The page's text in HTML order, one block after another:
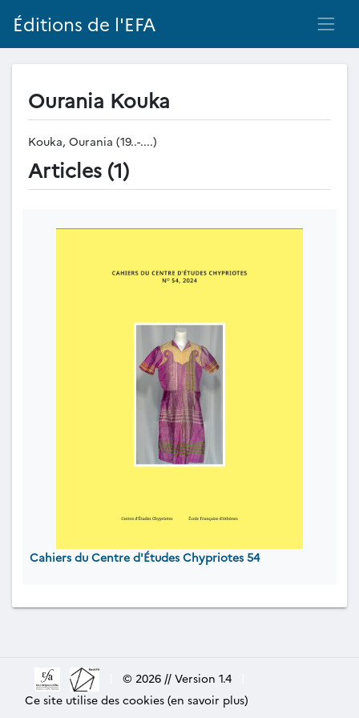
Éditions de l'EFA
Ourania Kouka
Kouka, Ourania (19..-....)
Articles (1)
Cahiers du Centre d'Études Chypriotes 54
© 2026 // Version 1.4
Ce site utilise des cookies (en savoir plus)